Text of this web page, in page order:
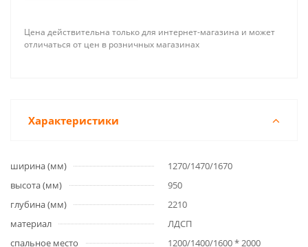
Цена действительна только для интернет-магазина и может
отличаться от цен в розничных магазинах
Характеристики
ширина (мм)
1270/1470/1670
высота (мм)
950
глубина (мм)
2210
материал
ЛДСП
спальное место
1200/1400/1600 * 2000